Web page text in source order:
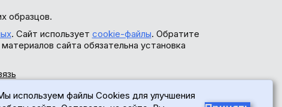
образцов.
. Сайт использует cookie-файлы. Обратите
сайта обязательна установка
используем файлы Cookies для улучшения